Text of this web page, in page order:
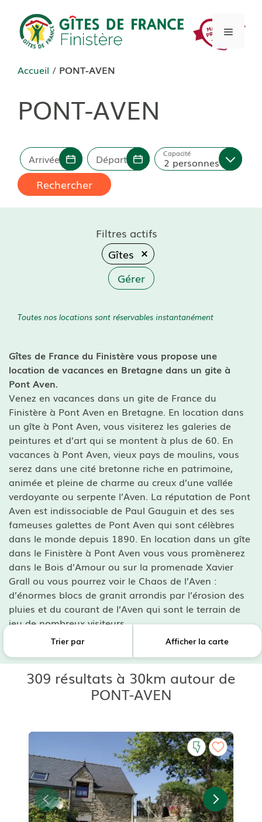
contenu
Menu
Accueil / PONT-AVEN
PONT-AVEN
Arrivée Départ 2 personnes
Capacité
Rechercher
Filtres actifs
Gîtes
Gérer
Toutes nos locations sont réservables instantanément
309 résultats à 30km autour de
PONT-AVEN
Trier par Afficher la carte
Gîtes de France du Finistère vous propose une
location de vacances en Bretagne dans un gite à
Pont Aven.
Venez en vacances dans un gite de France du
Finistère à Pont Aven en Bretagne. En location dans
un gîte à Pont Aven, vous visiterez les galeries de
peintures et d’art qui se montent à plus de 60. En
vacances à Pont Aven, vieux pays de moulins, vous
serez dans une cité bretonne riche en patrimoine,
animée et pleine de charme au creux d’une vallée
verdoyante ou serpente l’Aven. La réputation de Pont
Aven est indissociable de Paul Gauguin et des ses
fameuses galettes de Pont Aven qui sont célèbres
dans le monde depuis 1890. En location dans un gîte
dans le Finistère à Pont Aven vous vous promènerez
dans le Bois d’Amour ou sur la promenade Xavier
Grall ou vous pourrez voir le Chaos de l’Aven :
d’énormes blocs de granit arrondis par l’érosion des
pluies et du courant de l’Aven qui sont le terrain de
jeu de nombreux visiteurs.